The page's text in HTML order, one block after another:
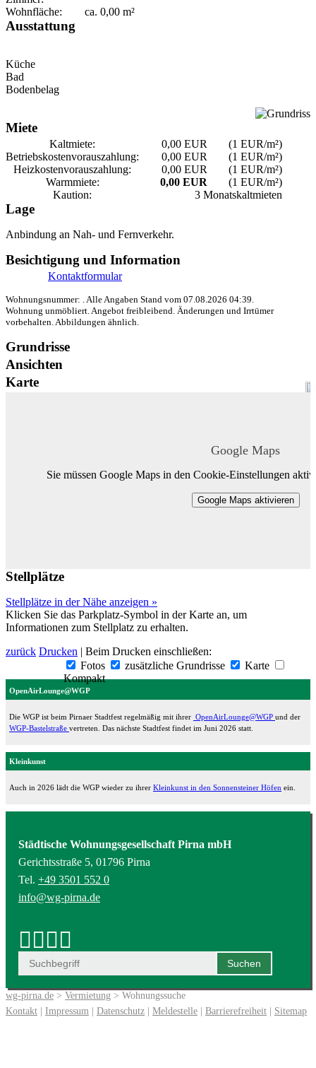
Wohnfläche:
ca. 0,00 m²
Ausstattung
Küche
Bad
Bodenbelag
Miete
Kaltmiete: 0,00 EUR
(1 EUR/m²)
Betriebskosten­vorauszahlung:
0,00 EUR
(1 EUR/m²)
Heizkosten­vorauszahlung:
0,00 EUR
(1 EUR/m²)
Warmmiete:
0,00 EUR
(1 EUR/m²)
Kaution:
3 Monatskaltmieten
Lage
Anbindung an Nah- und Fernverkehr.
Besichtigung und Information
Kontaktformular
Wohnungsnummer: . Alle Angaben Stand vom 07.08.2026 04:39.
Wohnung unmöbliert. Angebot freibleibend. Änderungen und Irrtümer
vorbehalten. Abbildungen ähnlich.
Grundrisse
Ansichten
Karte
Google Maps
Sie müssen Google Maps in den Cookie-Einstellungen
Google Maps aktivieren
Stellplätze
Stellplätze in der Nähe anzeigen »
Klicken Sie das Parkplatz-Symbol in der Karte an, um
Informationen zum Stellplatz zu erhalten.
zurück Drucken | Beim Drucken einschließen:
Fotos
zusätzliche Grundrisse
Karte
Kompakt
OpenAirLounge@WGP
Die WGP ist beim Pirnaer Stadtfest regelmäßig mit ihrer OpenAirLounge@WGP und der
WGP-Bastelstraße vertreten. Das nächste Stadtfest findet im Juni 2026 statt.
Kleinkunst
Auch in 2026 lädt die WGP wieder zu ihrer Kleinkunst in den Sonnensteiner Höfen ein.
Städtische Wohnungsgesellschaft Pirna mbH
Gerichtsstraße 5, 01796 Pirna
Tel. +49 3501 552 0
info@wg-pirna.de
wg-pirna.de > Vermietung > Wohnungssuche
Kontakt
Impressum Datenschutz Meldestelle Barrierefreiheit Sitemap